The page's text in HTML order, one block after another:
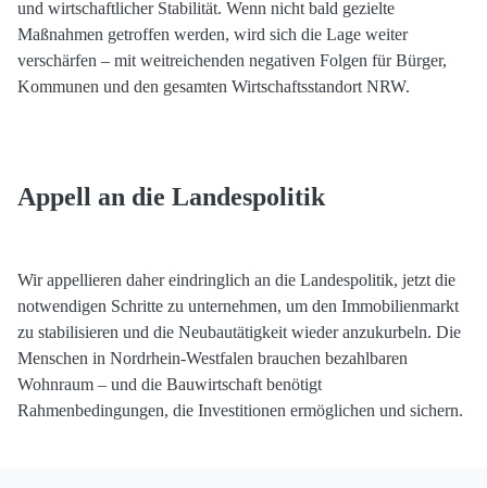
und wirtschaftlicher Stabilität. Wenn nicht bald gezielte
Maßnahmen getroffen werden, wird sich die Lage weiter
verschärfen – mit weitreichenden negativen Folgen für Bürger,
Kommunen und den gesamten Wirtschaftsstandort NRW.
Appell an die Landespolitik
Wir appellieren daher eindringlich an die Landespolitik, jetzt die
notwendigen Schritte zu unternehmen, um den Immobilienmarkt
zu stabilisieren und die Neubautätigkeit wieder anzukurbeln. Die
Menschen in Nordrhein-Westfalen brauchen bezahlbaren
Wohnraum – und die Bauwirtschaft benötigt
Rahmenbedingungen, die Investitionen ermöglichen und sichern.